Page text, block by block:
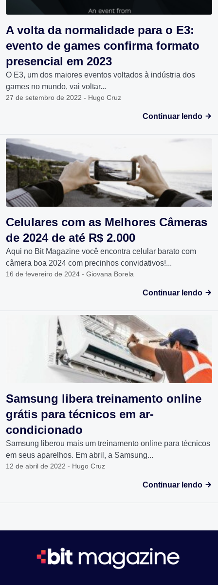
A volta da normalidade para o E3:
evento de games confirma formato
presencial em 2023
O E3, um dos maiores eventos voltados à indústria dos
games no mundo, vai voltar...
27 de setembro de 2022 - Hugo Cruz
Continuar lendo
Celulares com as Melhores Câmeras
de 2024 de até R$ 2.000
Aqui no Bit Magazine você encontra celular barato com
câmera boa 2024 com precinhos convidativos!...
16 de fevereiro de 2024 - Giovana Borela
Continuar lendo
Samsung libera treinamento online
grátis para técnicos em ar-
condicionado
Samsung liberou mais um treinamento online para técnicos
em seus aparelhos. Em abril, a Samsung...
12 de abril de 2022 - Hugo Cruz
Continuar lendo